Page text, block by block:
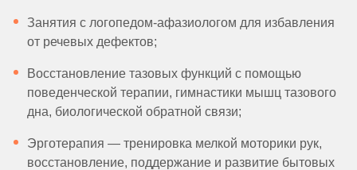
Занятия с логопедом-афазиологом для избавления
от речевых дефектов;
Восстановление тазовых функций с помощью
поведенческой терапии, гимнастики мышц тазового
дна, биологической обратной связи;
Эрготерапия — тренировка мелкой моторики рук,
восстановление, поддержание и развитие бытовых